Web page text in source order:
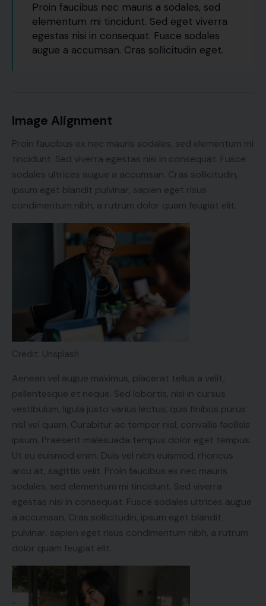
Proin faucibus nec mauris a sodales, sed
elementum mi tincidunt. Sed eget viverra
egestas nisi in consequat. Fusce sodales
augue a accumsan. Cras sollicitudin eget.
Image Alignment
Proin faucibus ex nec mauris sodales, sed elementum mi
tincidunt. Sed viverra egestas nisi in consequat. Fusce
sodales ultrices augue a accumsan. Cras sollicitudin,
ipsum eget blandit pulvinar, sapien eget risus
condimentum nibh, a rutrum dolor quam feugiat elit.
Credit: Unsplash
Aenean vel augue maximus, placerat tellus a velit,
pellentesque et neque. Sed lobortis, nisi in cursus
vestibulum, ligula justo varius lectus, quis finibus purus
nisl vel quam. Curabitur ac tempor nisl, convallis facilisis
ipsum. Praesent malesuada tempus dolor eget tempus.
Ut eu euismod enim. Duis vel nibh euismod, rhoncus
arcu at, sagittis velit. Proin faucibus ex nec mauris
sodales, sed elementum mi tincidunt. Sed viverra
egestas nisi in consequat. Fusce sodales ultrices augue
a accumsan. Cras sollicitudin, ipsum eget blandit
pulvinar, sapien eget risus condimentum nibh, a rutrum
dolor quam feugiat elit.